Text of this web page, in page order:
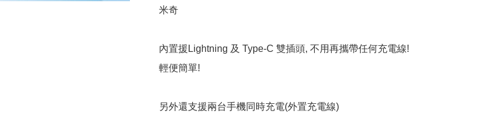
米奇
內置援Lightning 及 Type-C 雙插頭, 不用再攜帶任何充電線!
輕便簡單!
另外還支援兩台手機同時充電(外置充電線)